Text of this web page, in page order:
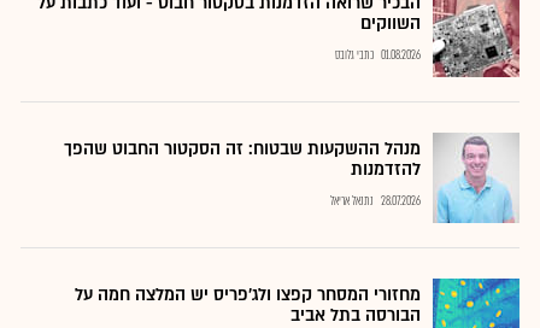
השווקים
01.08.2026 כתבי גלובס
מנהל ההשקעות שבטוח: זה הסקטור החבוט שהפך
להזדמנות
28.07.2026 נתנאל אריאל
מחזורי המסחר קפצו ולג'פריס יש המלצה חמה על
הבורסה בתל אביב